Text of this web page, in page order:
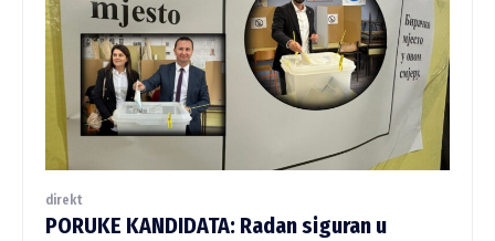
direkt
PORUKE KANDIDATA: Radan siguran u